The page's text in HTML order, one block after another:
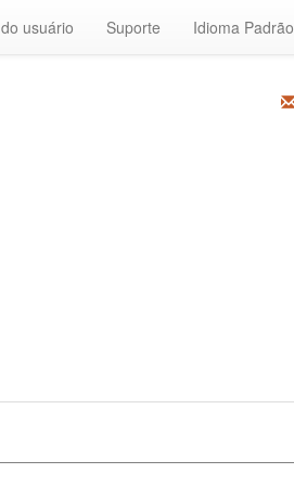
usuário Suporte Idioma Padrão